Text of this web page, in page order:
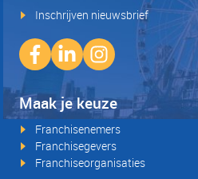
Inschrijven nieuwsbrief
Maak je keuze
Franchisenemers
Franchisegevers
Franchiseorganisaties